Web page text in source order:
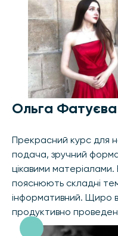
Ольга Фатуєва
Прекрасний курс для
подача, зручний
цікавими
пояснюють складні
інформативний. Щиро
продуктивно